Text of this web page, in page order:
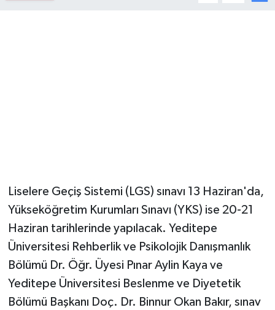
Liselere Geçiş Sistemi (LGS) sınavı 13 Haziran'da,
Yükseköğretim Kurumları Sınavı (YKS) ise 20-21
Haziran tarihlerinde yapılacak. Yeditepe
Üniversitesi Rehberlik ve Psikolojik Danışmanlık
Bölümü Dr. Öğr. Üyesi Pınar Aylin Kaya ve
Yeditepe Üniversitesi Beslenme ve Diyetetik
Bölümü Başkanı Doç. Dr. Binnur Okan Bakır, sınav